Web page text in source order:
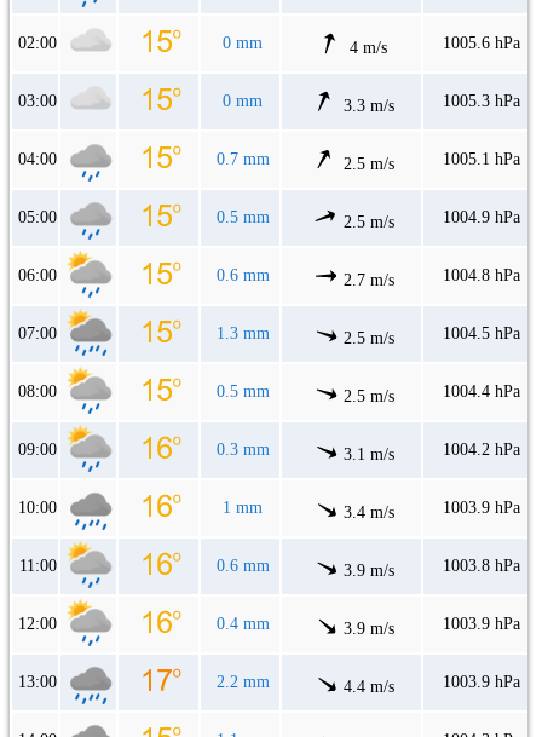
02:00 0 mm 4 m/s 1005.6 hPa
03:00 0 mm 3.3 m/s 1005.3 hPa
04:00 0.7 mm 2.5 m/s 1005.1 hPa
05:00 0.5 mm 2.5 m/s 1004.9 hPa
06:00 0.6 mm 2.7 m/s 1004.8 hPa
07:00 1.3 mm 2.5 m/s 1004.5 hPa
08:00 0.5 mm 2.5 m/s 1004.4 hPa
09:00 0.3 mm 3.1 m/s 1004.2 hPa
10:00 1 mm 3.4 m/s 1003.9 hPa
11:00 0.6 mm 3.9 m/s 1003.8 hPa
12:00 0.4 mm 3.9 m/s 1003.9 hPa
13:00 2.2 mm 4.4 m/s 1003.9 hPa